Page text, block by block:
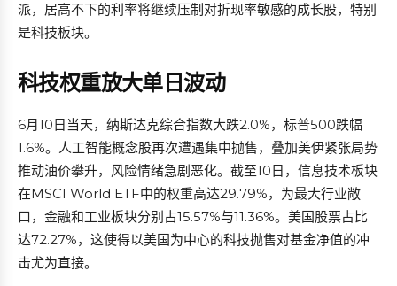
派，居高不下的利率将继续压制对折现率敏感的成长股，特别
是科技板块。
科技权重放大单日波动
6月10日当天，纳斯达克综合指数大跌2.0%，标普500跌幅
1.6%。人工智能概念股再次遭遇集中抛售，叠加美伊紧张局势
推动油价攀升，风险情绪急剧恶化。截至10日，信息技术板块
在MSCI World ETF中的权重高达29.79%，为最大行业敞
口，金融和工业板块分别占15.57%与11.36%。美国股票占比
达72.27%，这使得以美国为中心的科技抛售对基金净值的冲
击尤为直接。